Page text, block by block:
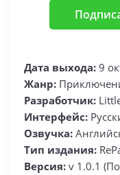
Дата выхода: 9
Жанр:
Разработчик:
Интерфейс:
Озвучка:
Тип издания:
Версия: v 1.0.1